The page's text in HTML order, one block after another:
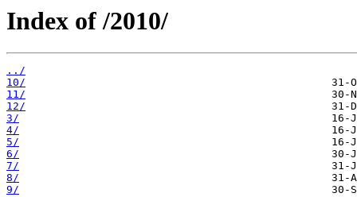
Index of /2010/
../
10/
11/
12/
3/
4/
5/
6/
7/
8/
9/